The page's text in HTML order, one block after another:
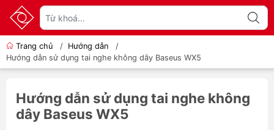
Trang chủ / Hướng dẫn
/
Hướng dẫn sử dụng tai nghe không dây Baseus WX5
Hướng dẫn sử dụng tai nghe không
dây Baseus WX5